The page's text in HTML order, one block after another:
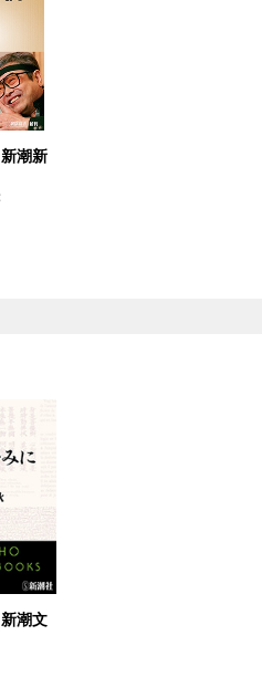
潮新
潮文